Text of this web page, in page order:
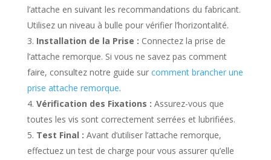
l’attache en suivant les recommandations du fabricant.
Utilisez un niveau à bulle pour vérifier l’horizontalité.
Installation de la Prise : Connectez la prise de
l’attache remorque. Si vous ne savez pas comment
faire, consultez notre guide sur comment brancher une
prise attache remorque.
Vérification des Fixations : Assurez-vous que
toutes les vis sont correctement serrées et lubrifiées.
Test Final : Avant d’utiliser l’attache remorque,
effectuez un test de charge pour vous assurer qu’elle